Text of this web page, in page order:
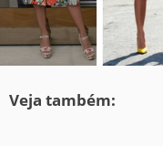
Veja também: